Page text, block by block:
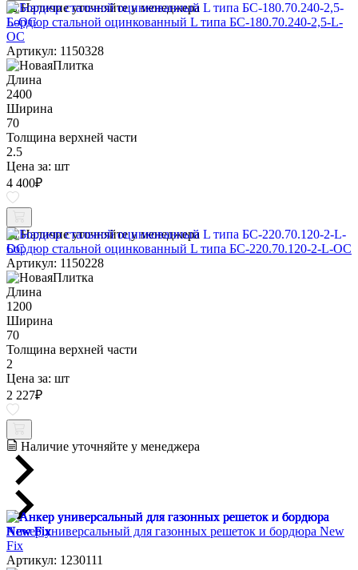
Наличие уточняйте у менеджера
Бордюр стальной оцинкованный L типа БС-180.70.240-2,5-L-
ОС
Артикул: 1150328
Длина
2400
Ширина
70
Толщина верхней части
2.5
Цена за: шт
4 400₽
Наличие уточняйте у менеджера
Бордюр стальной оцинкованный L типа БС-220.70.120-2-L-ОС
Артикул: 1150228
Длина
1200
Ширина
70
Толщина верхней части
2
Цена за: шт
2 227₽
Наличие уточняйте у менеджера
Анкер универсальный для газонных решеток и бордюра New
Fix
Артикул: 1230111